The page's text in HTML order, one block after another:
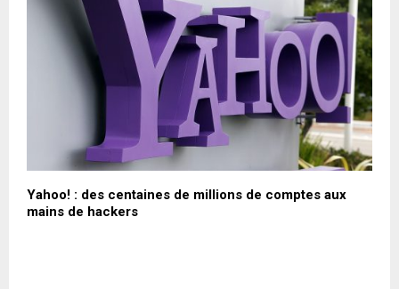
Yahoo! : des centaines de millions de comptes aux
mains de hackers